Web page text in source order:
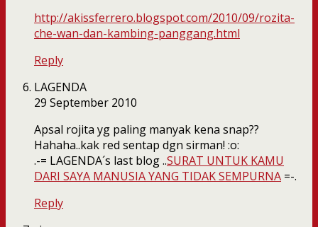
http://akissferrero.blogspot.com/2010/09/rozita-
che-wan-dan-kambing-panggang.html
Reply
LAGENDA
29 September 2010
Apsal rojita yg paling manyak kena snap??
Hahaha..kak red sentap dgn sirman! :o:
.-= LAGENDA´s last blog ..SURAT UNTUK KAMU
DARI SAYA MANUSIA YANG TIDAK SEMPURNA =-.
Reply